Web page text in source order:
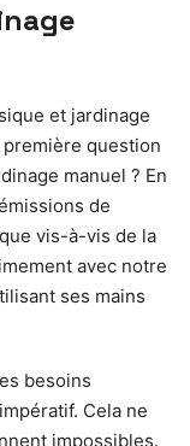
et jardinage
question
manuel ? En
de
vis-à-vis de la
avec notre
ses mains
besoins
Cela ne
impossibles.